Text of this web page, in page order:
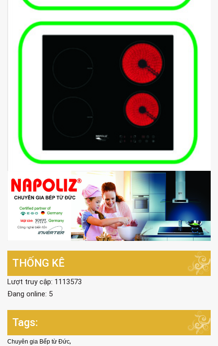
THỐNG KÊ
Lượt truy cập: 1113573
Đang online: 5
Tags:
Chuyên gia Bếp từ Đức,